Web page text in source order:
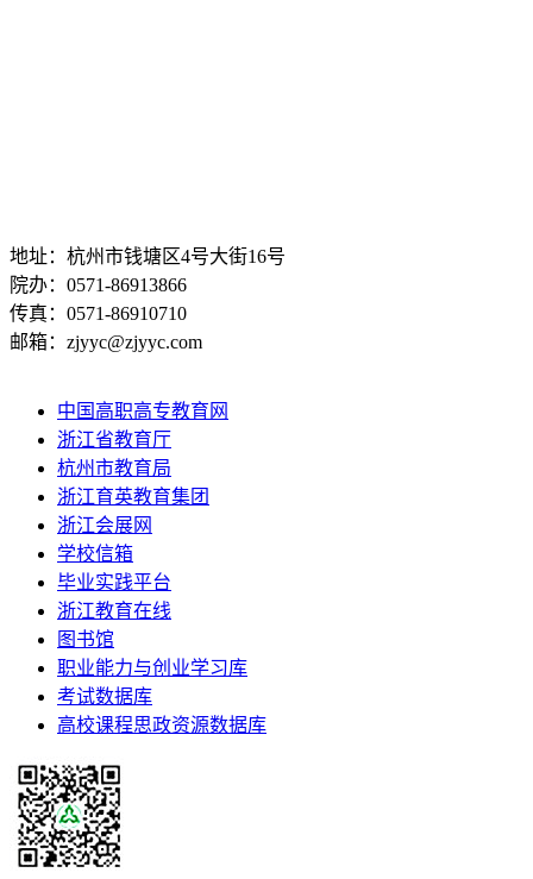
地址：杭州市钱塘区4号大街16号
院办：0571-86913866
传真：0571-86910710
邮箱：zjyyc@zjyyc.com
中国高职高专教育网
浙江省教育厅
杭州市教育局
浙江育英教育集团
浙江会展网
学校信箱
毕业实践平台
浙江教育在线
图书馆
职业能力与创业学习库
考试数据库
高校课程思政资源数据库